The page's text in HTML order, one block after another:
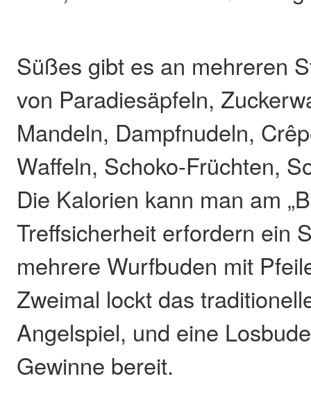
Süßes gibt es an mehreren
von Paradiesäpfeln,
Mandeln, Dampfnudeln,
Waffeln, Schoko-Früchten,
Die Kalorien kann man am
Treffsicherheit erfordern ein
mehrere Wurfbuden mit
Zweimal lockt das
Angelspiel, und eine
Gewinne bereit.